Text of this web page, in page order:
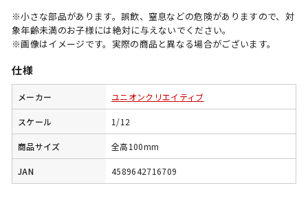
※小さな部品があります。誤飲、窒息などの危険がありますので、対
象年齢未満のお子様には絶対に与えないでください。
※画像はイメージです。実際の商品と異なる場合がございます。
仕様
メーカー ユニオンクリエイティブ
スケール 1/12
商品サイズ 全高100mm
JAN 4589642716709